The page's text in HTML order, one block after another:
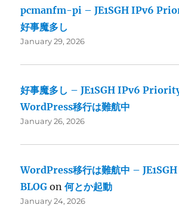
pcmanfm-pi – JE1SGH IPv6
好事魔多し
January 29, 2026
好事魔多し – JE1SGH IPv6
WordPress移行は難航中
January 26, 2026
WordPress移行は難航中 –
BLOG on何とか起動
January 24, 2026